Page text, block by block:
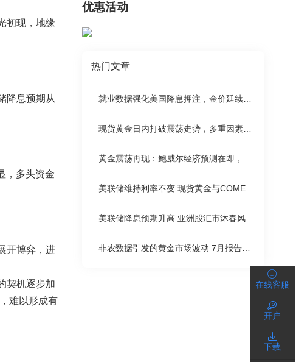
初现，地缘
降息预期从
，多头资金
开博弈，进
契机逐步加
难以形成有
优惠活动
热门文章
美联储降息预期升高 亚洲股汇市沐春风
在线客服
开户
下载